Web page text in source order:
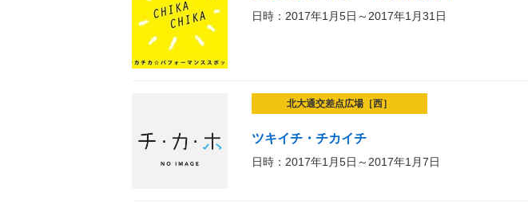
日時：2017年1月5日～2017年1月31日
北大通交差点広場［西］
ツキイチ・チカイチ
日時：2017年1月5日～2017年1月7日